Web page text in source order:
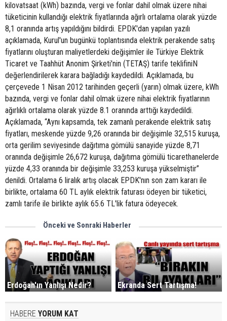
kilovatsaat (kWh) bazında, vergi ve fonlar dahil olmak üzere nihai
tüketicinin kullandığı elektrik fiyatlarında ağırlı ortalama olarak yüzde
8,1 oranında artış yapıldığını bildirdi. EPDK'dan yapılan yazılı
açıklamada, Kurul'un bugünkü toplantısında elektrik perakende satış
fiyatlarını oluşturan maliyetlerdeki değişimler ile Türkiye Elektrik
Ticaret ve Taahhüt Anonim Şirketi'nin (TETAŞ) tarife teklifiniN
değerlendirilerek karara bağladığı kaydedildi. Açıklamada, bu
çerçevede 1 Nisan 2012 tarihinden geçerli (yarın) olmak üzere, kWh
bazında, vergi ve fonlar dahil olmak üzere nihai elektrik fiyatlarının
ağırlıklı ortalama olarak yüzde 8.1 oranında arttığı kaydedildi.
Açıklamada, “Aynı kapsamda, tek zamanlı perakende elektrik satış
fiyatları, meskende yüzde 9,26 oranında bir değişimle 32,515 kuruşa,
orta gerilim seviyesinde dağıtıma gömülü sanayide yüzde 8,71
oranında değişimle 26,672 kuruşa, dağıtıma gömülü ticarethanelerde
yüzde 4,33 oranında bir değişimle 33,253 kuruşa yükselmiştir”
denildi. Ortalama 6 liralık artış olacak EPDK'nın son zam kararı ile
birlikte, ortalama 60 TL aylık elektrik faturası ödeyen bir tüketici,
zamlı tarife ile birlikte aylık 65.6 TL'lik fatura ödeyecek.
Önceki ve Sonraki Haberler
Erdoğan'ın Yanlışı Nedir? Ekranda Sert Tartışma!
HABERE YORUM KAT